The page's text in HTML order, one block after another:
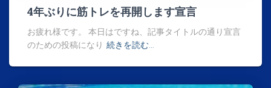
4年ぶりに筋トレを再開します宣言
お疲れ様です。 本日はですね、記事タイトルの通り宣言
のための投稿になり 続きを読む…